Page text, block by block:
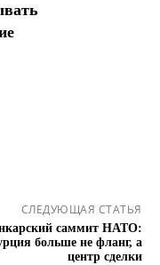
СЛЕДУЮЩАЯ СТАТЬЯ
саммит НАТО:
больше не фланг, а
центр сделки